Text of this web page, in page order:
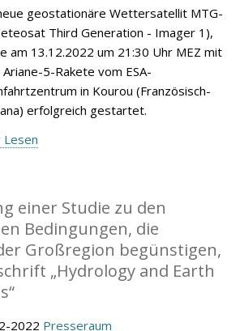
geostationäre Wettersatellit MTG-
Third Generation - Imager 1),
am 13.12.2022 um 21:30 Uhr MEZ mit
5-Rakete vom ESA-
in Kourou (Französisch-
erfolgreich gestartet.
Lesen
einer Studie zu den
Bedingungen, die
Großregion begünstigen,
„Hydrology and Earth
2022 Presseraum